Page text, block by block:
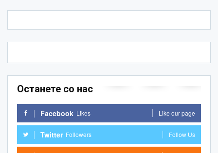
Останете со нас
Facebook Likes Like our page
Twitter Followers Follow Us